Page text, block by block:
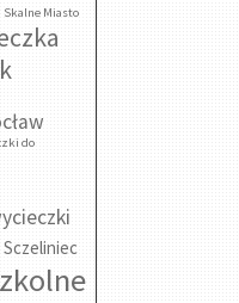
Skalne Miasto
do